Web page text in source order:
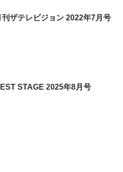
刊ザテレビジョン 2022年7月号
STAGE 2025年8月号